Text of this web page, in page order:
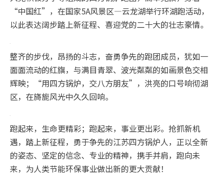
“中国红”，在国家5A风景区—云龙湖举行环湖跑活动，
以此表达阔步踏上新征程、喜迎党的二十大的壮志豪情。
整齐的步伐，昂扬的斗志，奋勇争先的跑团成员，犹如一
面面流动的红旗，与满目青翠、波光粼粼的如画景色交相
辉映；“用四方锅炉，交八方朋友”，洪亮的口号响彻湖
区，在旖旎风光中久久回响。
跑起来，生命更精彩；跑起来，事业更出彩。抢抓新机
遇，踏上新征程，勇于争先的江苏四方锅炉人，正以全新
的姿态、坚定的信念、专业的精神，携手并肩，跑向未
来，为人类节能环保事业做出新的更大贡献！